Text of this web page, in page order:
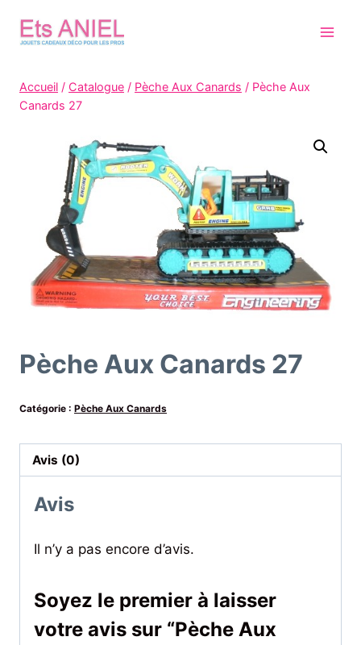
Accueil / Catalogue / Pèche Aux Canards / Pèche Aux
Canards 27
Pèche Aux Canards 27
Catégorie : Pèche Aux Canards
Avis (0)
Avis
Il n’y a pas encore d’avis.
Soyez le premier à laisser
votre avis sur “Pèche Aux